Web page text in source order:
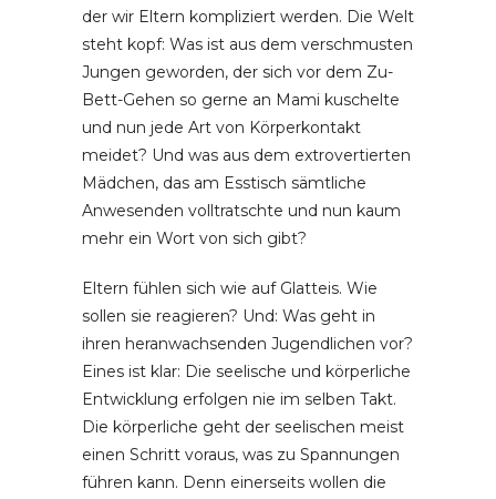
der wir Eltern kompliziert werden. Die Welt
steht kopf: Was ist aus dem verschmusten
Jungen geworden, der sich vor dem Zu-
Bett-Gehen so gerne an Mami kuschelte
und nun jede Art von Körperkontakt
meidet? Und was aus dem extrovertierten
Mädchen, das am Esstisch sämtliche
Anwesenden volltratschte und nun kaum
mehr ein Wort von sich gibt?
Eltern fühlen sich wie auf Glatteis. Wie
sollen sie reagieren? Und: Was geht in
ihren heranwachsenden Jugendlichen vor?
Eines ist klar: Die seelische und körperliche
Entwicklung erfolgen nie im selben Takt.
Die körperliche geht der seelischen meist
einen Schritt voraus, was zu Spannungen
führen kann. Denn einerseits wollen die